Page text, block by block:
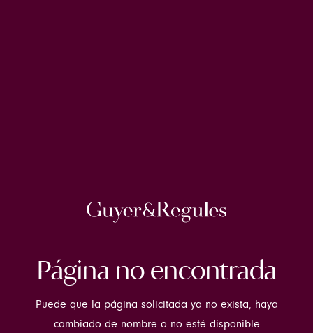
Página no encontrada
Puede que la página solicitada ya no exista, haya
cambiado de nombre o no esté disponible